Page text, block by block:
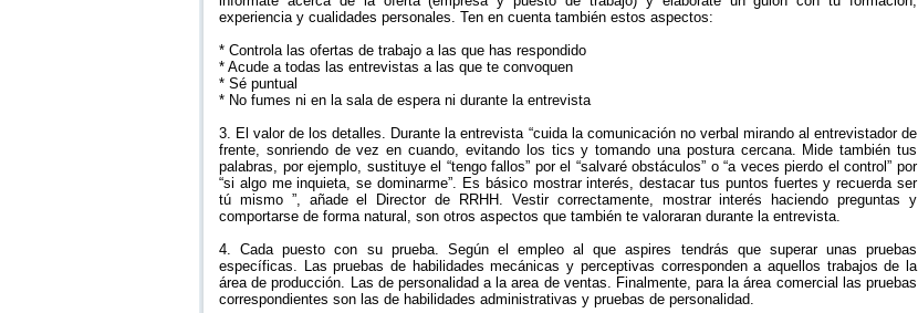
experiencia y cualidades personales. Ten en cuenta también estos aspectos:
* Controla las ofertas de trabajo a las que has respondido
* Acude a todas las entrevistas a las que te convoquen
* Sé puntual
* No fumes ni en la sala de espera ni durante la entrevista
3. El valor de los detalles. Durante la entrevista “cuida la comunicación no verbal mirando al entrevistador de
frente, sonriendo de vez en cuando, evitando los tics y tomando una postura cercana. Mide también tus
palabras, por ejemplo, sustituye el “tengo fallos” por el “salvaré obstáculos” o “a veces pierdo el control” por
“si algo me inquieta, se dominarme”. Es básico mostrar interés, destacar tus puntos fuertes y recuerda ser
tú mismo ”, añade el Director de RRHH. Vestir correctamente, mostrar interés haciendo preguntas y
comportarse de forma natural, son otros aspectos que también te valoraran durante la entrevista.
4. Cada puesto con su prueba. Según el empleo al que aspires tendrás que superar unas pruebas
específicas. Las pruebas de habilidades mecánicas y perceptivas corresponden a aquellos trabajos de la
área de producción. Las de personalidad a la area de ventas. Finalmente, para la área comercial las pruebas
correspondientes son las de habilidades administrativas y pruebas de personalidad.